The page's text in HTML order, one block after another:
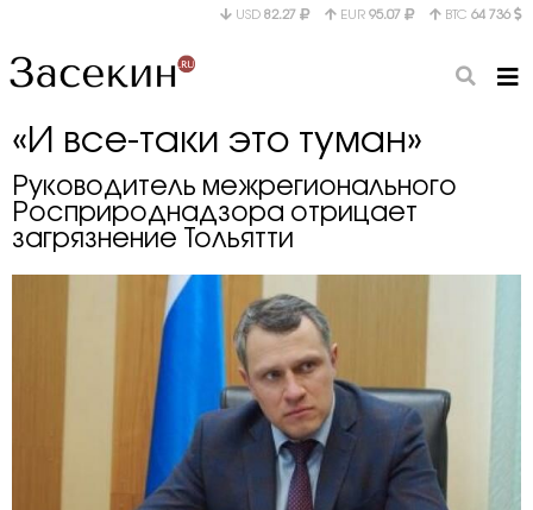
USD 82.27 EUR 95.07 BTC 64 736
«И все-таки это туман»
Руководитель межрегионального
Росприроднадзора отрицает
загрязнение Тольятти